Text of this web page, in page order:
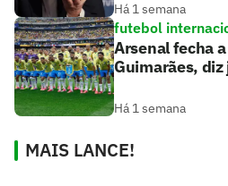
Há 1 semana
futebol
Arsenal fecha
Guimarães,
Há 1 semana
MAIS LANCE!